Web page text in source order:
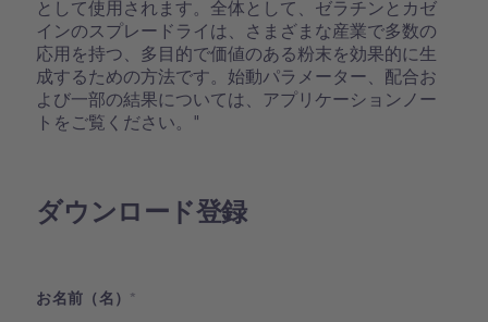
として使用されます。全体として、ゼラチンとカゼ
インのスプレードライは、さまざまな産業で多数の
応用を持つ、多目的で価値のある粉末を効果的に生
成するための方法です。始動パラメーター、配合お
よび一部の結果については、アプリケーションノー
トをご覧ください。"
ダウンロード登録
お名前（名）